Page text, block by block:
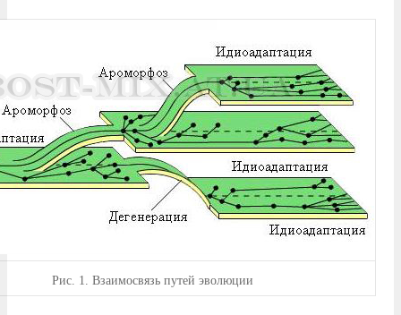
Рис. 1. Взаимосвязь путей эволюции